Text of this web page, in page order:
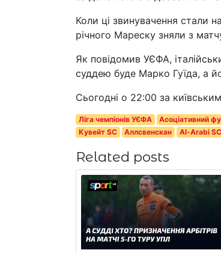
Коли ці звинувачення стали
річного Мареску зняли з
Як повідомив УЄФА,
суддею буде Марко Гуїда, а
Сьогодні о 22:00 за
Ліга чемпіонів УЄФА Асоціативний
Кувейт SC
Аллсвенскан Al-Arabi
Related posts